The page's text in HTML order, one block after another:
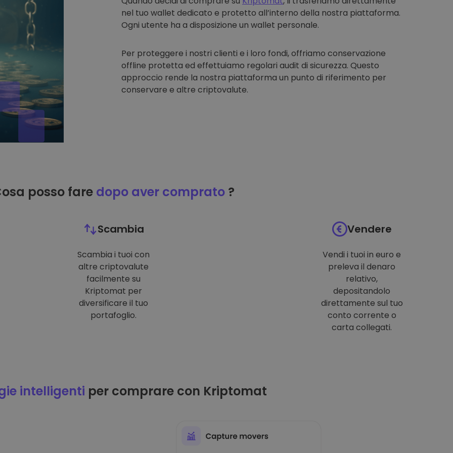
nel tuo wallet dedicato e protetto all’interno della nostra piattaforma.
Ogni utente ha a disposizione un wallet personale.
Per proteggere i nostri clienti e i loro fondi, offriamo conservazione
offline protetta ed effettuiamo regolari audit di sicurezza. Questo
approccio rende la nostra piattaforma un punto di riferimento per
conservare e altre criptovalute.
posso fare dopo aver comprato?
Scambia
Scambia i tuoi con
altre criptovalute
facilmente su
Kriptomat per
diversificare il tuo
portafoglio.
Vendere
Vendi i tuoi in euro e
preleva il denaro
relativo,
depositandolo
direttamente sul tuo
conto corrente o
carta collegati.
intelligenti per comprare con Kriptomat